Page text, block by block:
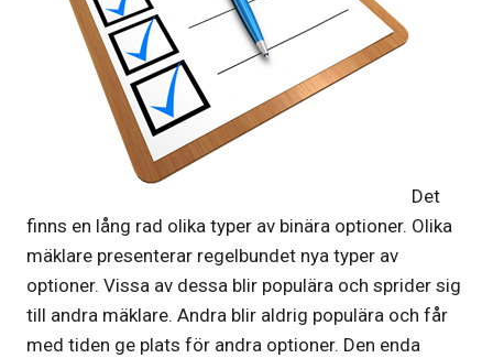
Det
finns en lång rad olika typer av binära optioner. Olika
mäklare presenterar regelbundet nya typer av
optioner. Vissa av dessa blir populära och sprider sig
till andra mäklare. Andra blir aldrig populära och får
med tiden ge plats för andra optioner. Den enda